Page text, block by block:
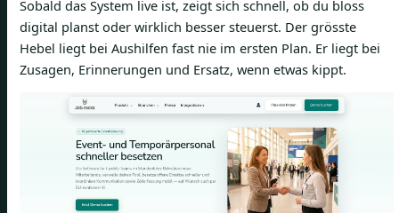
Sobald das System live ist, zeigt sich schnell, ob du bloss
digital planst oder wirklich besser steuerst. Der grösste
Hebel liegt bei Aushilfen fast nie im ersten Plan. Er liegt bei
Zusagen, Erinnerungen und Ersatz, wenn etwas kippt.